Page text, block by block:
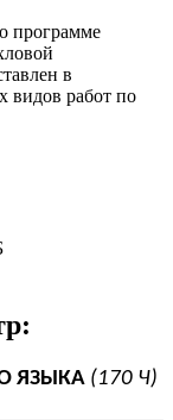
программе
в
видов работ по
ЯЗЫКА (170 Ч)